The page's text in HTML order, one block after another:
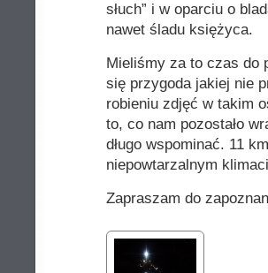
słuch” i w oparciu o
nawet śladu księżyca.
Mieliśmy za to czas do
się przygoda jakiej nie
robieniu zdjęć w takim
to, co nam pozostało
długo wspominać. 11
niepowtarzalnym
Zapraszam do